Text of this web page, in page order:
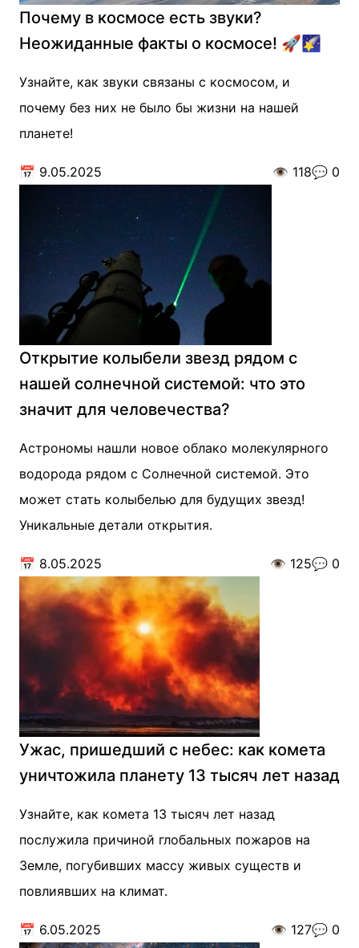
Почему в космосе есть звуки?
Неожиданные факты о космосе! 🚀🌠
Узнайте, как звуки связаны с космосом, и
почему без них не было бы жизни на нашей
планете!
📅 9.05.2025 👁️ 118💬 0
Открытие колыбели звезд рядом с
нашей солнечной системой: что это
значит для человечества?
Астрономы нашли новое облако молекулярного
водорода рядом с Солнечной системой. Это
может стать колыбелью для будущих звезд!
Уникальные детали открытия.
📅 8.05.2025 👁️ 125💬 0
Ужас, пришедший с небес: как комета
уничтожила планету 13 тысяч лет назад
Узнайте, как комета 13 тысяч лет назад
послужила причиной глобальных пожаров на
Земле, погубивших массу живых существ и
повлиявших на климат.
📅 6.05.2025 👁️ 127💬 0